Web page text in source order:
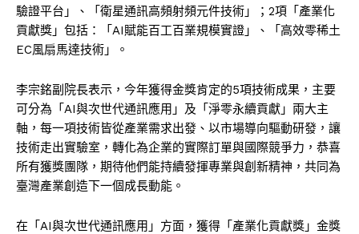
驗證平台」、「衛星通訊高頻射頻元件技術」；2項「產業化
貢獻獎」包括：「AI賦能百工百業規模實證」、「高效零稀土
EC風扇馬達技術」。
李宗銘副院長表示，今年獲得金獎肯定的5項技術成果，主要
可分為「AI與次世代通訊應用」及「淨零永續貢獻」兩大主
軸，每一項技術皆從產業需求出發、以市場導向驅動研發，讓
技術走出實驗室，轉化為企業的實際訂單與國際競爭力，恭喜
所有獲獎團隊，期待他們能持續發揮專業與創新精神，共同為
臺灣產業創造下一個成長動能。
在「AI與次世代通訊應用」方面，獲得「產業化貢獻獎」金獎